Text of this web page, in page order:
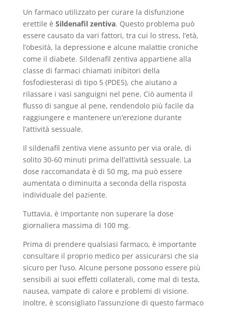
Un farmaco utilizzato per curare la disfunzione
erettile è Sildenafil zentiva. Questo problema può
essere causato da vari fattori, tra cui lo stress, l’età,
l’obesità, la depressione e alcune malattie croniche
come il diabete. Sildenafil zentiva appartiene alla
classe di farmaci chiamati inibitori della
fosfodiesterasi di tipo 5 (PDE5), che aiutano a
rilassare i vasi sanguigni nel pene. Ciò aumenta il
flusso di sangue al pene, rendendolo più facile da
raggiungere e mantenere un’erezione durante
l’attività sessuale.
Il sildenafil zentiva viene assunto per via orale, di
solito 30-60 minuti prima dell’attività sessuale. La
dose raccomandata è di 50 mg, ma può essere
aumentata o diminuita a seconda della risposta
individuale del paziente.
Tuttavia, è importante non superare la dose
giornaliera massima di 100 mg.
Prima di prendere qualsiasi farmaco, è importante
consultare il proprio medico per assicurarsi che sia
sicuro per l’uso. Alcune persone possono essere più
sensibili ai suoi effetti collaterali, come mal di testa,
nausea, vampate di calore e problemi di visione.
Inoltre, è sconsigliato l’assunzione di questo farmaco